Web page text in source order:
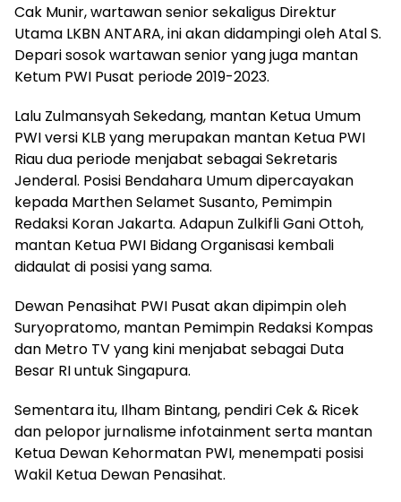
Cak Munir, wartawan senior sekaligus Direktur
Utama LKBN ANTARA, ini akan didampingi oleh Atal S.
Depari sosok wartawan senior yang juga mantan
Ketum PWI Pusat periode 2019-2023.
Lalu Zulmansyah Sekedang, mantan Ketua Umum
PWI versi KLB yang merupakan mantan Ketua PWI
Riau dua periode menjabat sebagai Sekretaris
Jenderal. Posisi Bendahara Umum dipercayakan
kepada Marthen Selamet Susanto, Pemimpin
Redaksi Koran Jakarta. Adapun Zulkifli Gani Ottoh,
mantan Ketua PWI Bidang Organisasi kembali
didaulat di posisi yang sama.
Dewan Penasihat PWI Pusat akan dipimpin oleh
Suryopratomo, mantan Pemimpin Redaksi Kompas
dan Metro TV yang kini menjabat sebagai Duta
Besar RI untuk Singapura.
Sementara itu, Ilham Bintang, pendiri Cek & Ricek
dan pelopor jurnalisme infotainment serta mantan
Ketua Dewan Kehormatan PWI, menempati posisi
Wakil Ketua Dewan Penasihat.